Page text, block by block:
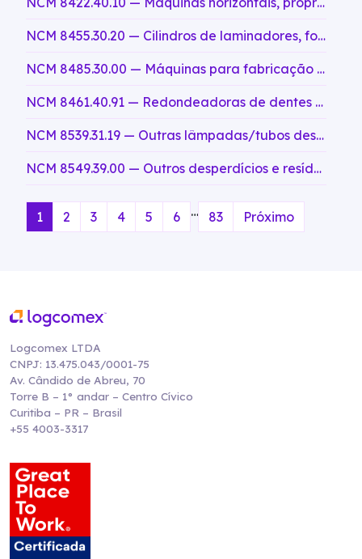
NCM 8455.30.20 — Cilindros de laminadores, forjados, de aço de corte rápido, com um teor, em peso, de carbono >= 0,80 % e <= 0,90 %, de cromo >= 3,50 % e <=4 %, de vanádio >= 1,60 % e <= 2,30 %, de molibdênio <= 8,50 % e de tungstênio (volfrâmio) inferior ou igual a 7 %
NCM 8485.30.00 — Máquinas para fabricação aditiva, por depósito de gesso, cimento, cerâmica ou de vidro
NCM 8461.40.91 — Redondeadoras de dentes de engrenagens
NCM 8539.31.19 — Outras lâmpadas/tubos descarga, fluorescente, de catodo quente
NCM 8549.39.00 — Outros desperdícios e resíduos, e sucatas, de montagens elétricas e eletrônicas e placas de circuitos impressos, não classificados em códigos anteriores
1 2 3 4 5 6 … 83 Próximo
Logcomex LTDA
CNPJ: 13.475.043/0001-75
Av. Cândido de Abreu, 70
Torre B – 1° andar – Centro Cívico
Curitiba – PR – Brasil
+55 4003-3317